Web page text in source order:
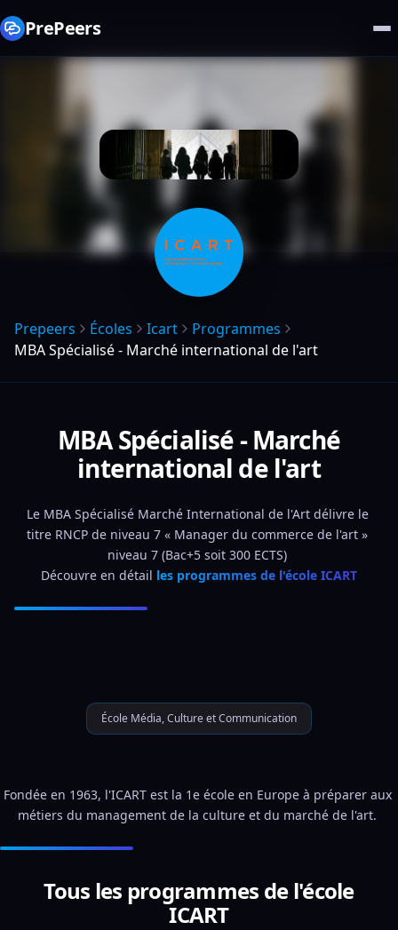
PrePeers
Prepeers Écoles Icart
Programmes
MBA Spécialisé - Marché international de l'art
MBA Spécialisé - Marché
international de l'art
Le MBA Spécialisé Marché International de l'Art délivre le
titre RNCP de niveau 7 « Manager du commerce de l'art »
niveau 7 (Bac+5 soit 300 ECTS)
Découvre en détail les programmes de l'école ICART
École Média, Culture et Communication
Fondée en 1963, l'ICART est la 1e école en Europe à préparer aux
métiers du management de la culture et du marché de l'art.
Tous les programmes de l'école
ICART